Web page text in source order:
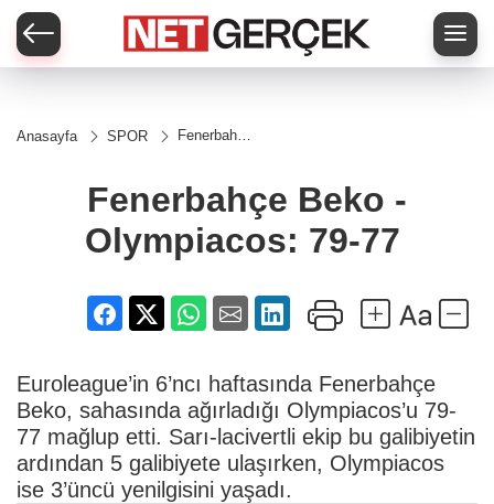
Anasayfa SPOR
Fenerbahçe
79-77
Fenerbahçe Beko -
Olympiacos: 79-77
Euroleague’in 6’ncı haftasında Fenerbahçe
Beko, sahasında ağırladığı Olympiacos’u 79-
77 mağlup etti. Sarı-lacivertli ekip bu galibiyetin
ardından 5 galibiyete ulaşırken, Olympiacos
ise 3’üncü yenilgisini yaşadı.